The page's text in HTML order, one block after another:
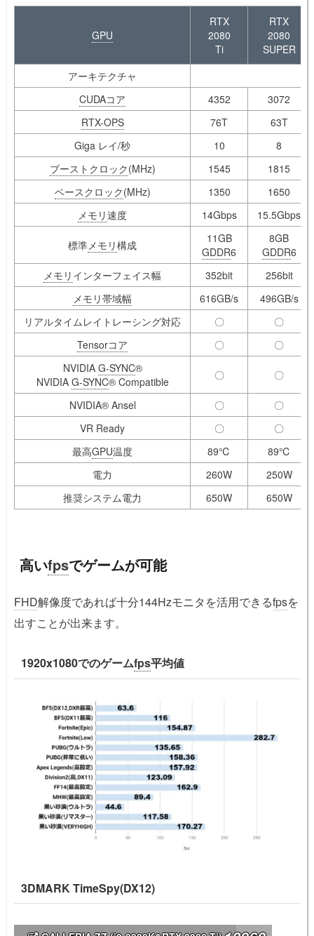
GPU
RTX
2080
Ti
RTX
2080
SUPER
アーキテクチャ
CUDAコア
4352
3072
RTX-OPS
76T
63T
Giga レイ/秒
10
8
ブーストクロック(MHz) 1545
1815
ベースクロック(MHz) 1350
1650
メモリ速度 14Gbps 15.5Gbps
標準メモリ構成
11GB
GDDR6
8GB
GDDR6
メモリ インターフェイス幅 352bit
256bit
メモリ帯域幅
616GB/s
496GB/s
リアルタイムレイトレーシング対応
〇
〇
Tensorコア
〇
〇
NVIDIA G-SYNC®
NVIDIA G-SYNC® Compatible 〇 〇
NVIDIA® Ansel 〇
〇
VR Ready
〇
〇
最高GPU温度 89℃
89℃
電力
260W
250W
推奨システム電力
650W 650W
高いfpsでゲームが可能
FHD解像度であれば十分144Hzモニタを活用できるfpsを
出すことが出来ます。
1920x1080でのゲームfps平均値
3DMARK TimeSpy(DX12)